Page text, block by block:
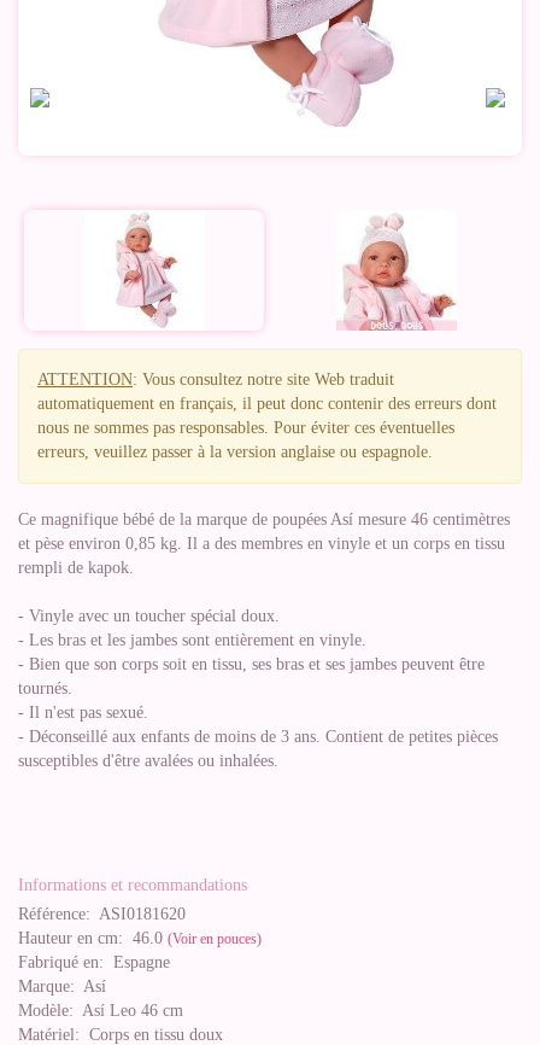
ATTENTION: Vous consultez notre site Web traduit
automatiquement en français, il peut donc contenir des erreurs dont
nous ne sommes pas responsables. Pour éviter ces éventuelles
erreurs, veuillez passer à la version anglaise ou espagnole.
Ce magnifique bébé de la marque de poupées Así mesure 46 centimètres
et pèse environ 0,85 kg. Il a des membres en vinyle et un corps en tissu
rempli de kapok.
- Vinyle avec un toucher spécial doux.
- Les bras et les jambes sont entièrement en vinyle.
- Bien que son corps soit en tissu, ses bras et ses jambes peuvent être
tournés.
- Il n'est pas sexué.
- Déconseillé aux enfants de moins de 3 ans. Contient de petites pièces
susceptibles d'être avalées ou inhalées.
Informations et recommandations
Référence: ASI0181620
Hauteur en cm: 46.0 (Voir en pouces)
Fabriqué en: Espagne
Marque: Así
Modèle: Así Leo 46 cm
Matériel: Corps en tissu doux